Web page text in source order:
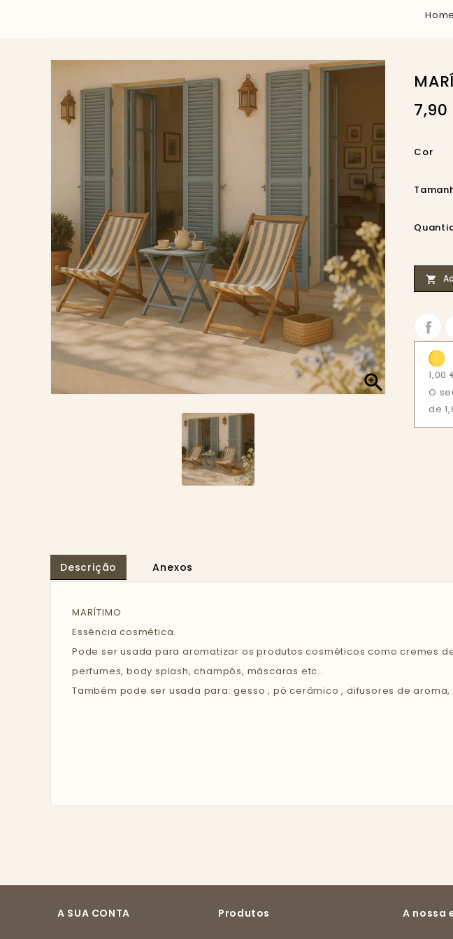
Home

Cor

1,00
O
de
Descrição Anexos
MARÍTIMO
Essência cosmética.
Pode ser usada para aromatizar os produtos cosméticos como cremes
perfumes, body splash, champôs, máscaras etc..
Também pode ser usada para: gesso , pó cerâmico , difusores de
A SUA CONTA Produtos A